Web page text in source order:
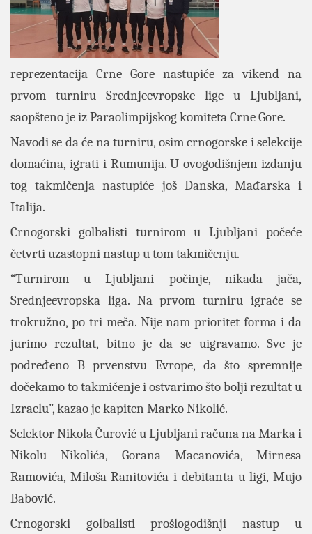
reprezentacija Crne Gore nastupiće za vikend na
prvom turniru Srednjeevropske lige u Ljubljani,
saopšteno je iz Paraolimpijskog komiteta Crne Gore.
Navodi se da će na turniru, osim crnogorske i selekcije
domaćina, igrati i Rumunija. U ovogodišnjem izdanju
tog takmičenja nastupiće još Danska, Mađarska i
Italija.
Crnogorski golbalisti turnirom u Ljubljani počeće
četvrti uzastopni nastup u tom takmičenju.
“Turnirom u Ljubljani počinje, nikada jača,
Srednjeevropska liga. Na prvom turniru igraće se
trokružno, po tri meča. Nije nam prioritet forma i da
jurimo rezultat, bitno je da se uigravamo. Sve je
podređeno B prvenstvu Evrope, da što spremnije
dočekamo to takmičenje i ostvarimo što bolji rezultat u
Izraelu”, kazao je kapiten Marko Nikolić.
Selektor Nikola Čurović u Ljubljani računa na Marka i
Nikolu Nikolića, Gorana Macanovića, Mirnesa
Ramovića, Miloša Ranitovića i debitanta u ligi, Mujo
Babović.
Crnogorski golbalisti prošlogodišnji nastup u